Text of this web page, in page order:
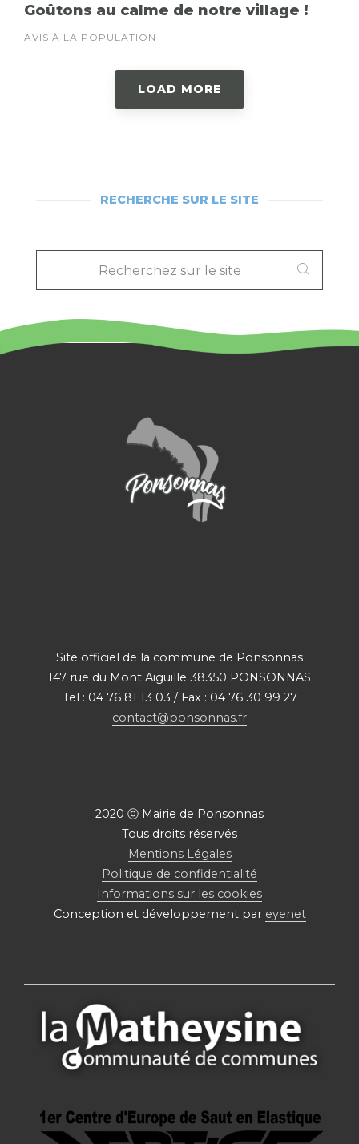
Goûtons au calme de notre village !
AVIS À LA POPULATION
LOAD MORE
RECHERCHE SUR LE SITE
RECHERCHEZ
LE
SITE
Site officiel de la commune de Ponsonnas
147 rue du Mont Aiguille 38350 PONSONNAS
Tel : 04 76 81 13 03 / Fax : 04 76 30 99 27
contact@ponsonnas.fr
2020 ⓒ Mairie de Ponsonnas
Tous droits réservés
Mentions Légales
Politique de confidentialité
Informations sur les cookies
Conception et développement par eyenet